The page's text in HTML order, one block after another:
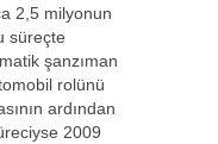
2,5 milyonun
süreçte
şanzıman
rolünü
ardından
2009